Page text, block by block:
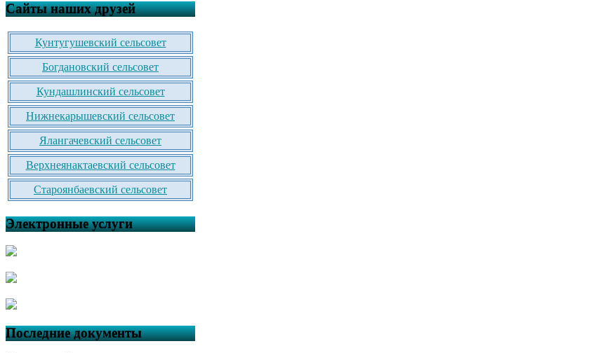
Сайты наших друзей
Кунтугушевский сельсовет
Богдановский сельсовет
Кундашлинский сельсовет
Нижнекарышевский сельсовет
Ялангачевский сельсовет
Верхнеянактаевский сельсовет
Староянбаевский сельсовет
Электронные услуги
Последние документы